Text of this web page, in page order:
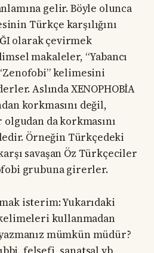
gelir. Böyle olunca
Türkçe karşılığını
olarak çevirmek
makaleler, “Yabancı
kelimesini
Aslında XENOPHOBİA
korkmasını değil,
da korkmasını
Örneğin Türkçedeki
savaşan Öz Türkçeciler
grubuna girerler.
isterim: Yukarıdaki
kullanmadan
mümkün müdür?